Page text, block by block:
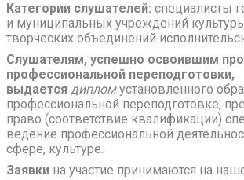
Категории слушателей: специалисты
и муниципальных учреждений
творческих объединений
Слушателям, успешно освоившим
профессиональной переподготовки,
выдается дипломустановленного
профессиональной переподготовке,
право (соответствие квалификации)
ведение профессиональной
сфере, культуре.
Заявки на участие принимаются на